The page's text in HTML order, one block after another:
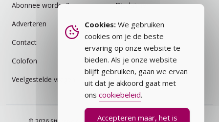
Abonnee worden?
Adverteren
Contact
Colofon
Veelgestelde vragen
Disclaimer
Auteursrecht
Cookiebeleid
Privacybeleid
Vakblad
Cookies: We gebruiken
cookies om je de beste
ervaring op onze website te
bieden. Als je onze website
blijft gebruiken, gaan we ervan
uit dat je akkoord gaat met
ons cookiebeleid.
Accepteren maar, het is